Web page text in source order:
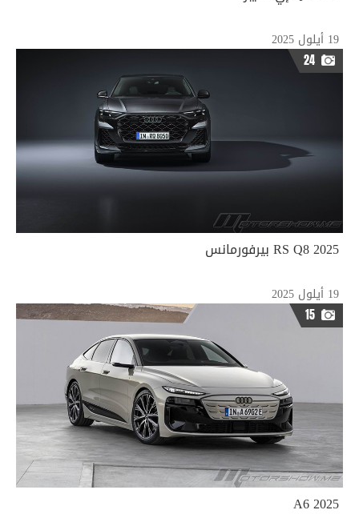
19 أيلول 2025
24
2025 RS Q8 بيرفورمانس
19 أيلول 2025
15
2025 A6